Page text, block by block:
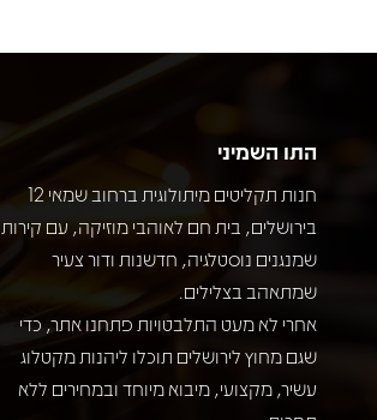
התו השמיני
חנות תקליטים מיתולוגית ברחוב שמאי 12
בירושלים, בית חם לאוהבי מוזיקה, עם קירות
שמנגנים נוסטלגיה, חדשנות ודור צעיר
שמתאהב בצלילים.
אחרי לא מעט התלבטויות פתחנו אתר, כדי
שגם מחוץ לירושלים תוכלו ליהנות מקטלוג
עשיר, מקצועי, מיבוא מיוחד ובמחירים ללא